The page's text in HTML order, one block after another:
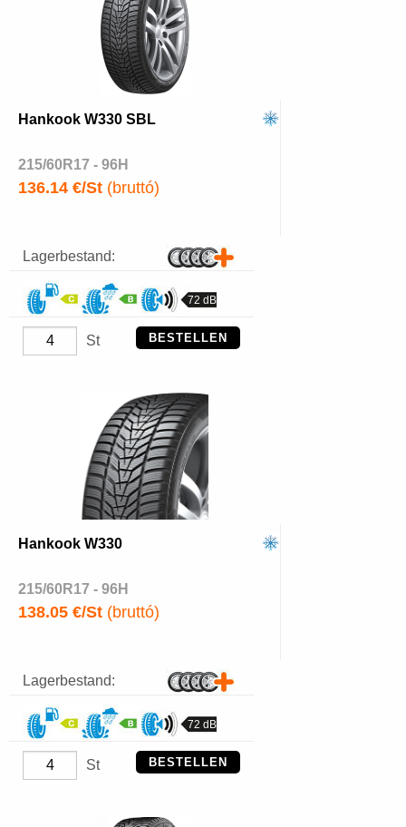
Hankook W330 SBL
215/60R17 - 96H
136.14 €/St (bruttó)
Lagerbestand:
72 dB
St BESTELLEN
Hankook W330
215/60R17 - 96H
138.05 €/St (bruttó)
Lagerbestand:
72 dB
St BESTELLEN